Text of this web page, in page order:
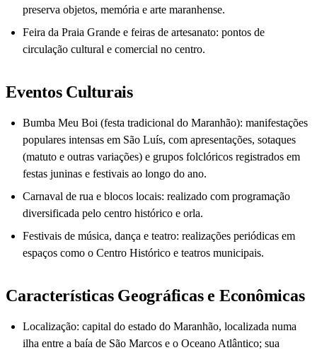
preserva objetos, memória e arte maranhense.
Feira da Praia Grande e feiras de artesanato: pontos de
circulação cultural e comercial no centro.
Eventos Culturais
Bumba Meu Boi (festa tradicional do Maranhão): manifestações
populares intensas em São Luís, com apresentações, sotaques
(matuto e outras variações) e grupos folclóricos registrados em
festas juninas e festivais ao longo do ano.
Carnaval de rua e blocos locais: realizado com programação
diversificada pelo centro histórico e orla.
Festivais de música, dança e teatro: realizações periódicas em
espaços como o Centro Histórico e teatros municipais.
Características Geográficas e Econômicas
Localização: capital do estado do Maranhão, localizada numa
ilha entre a baía de São Marcos e o Oceano Atlântico; sua